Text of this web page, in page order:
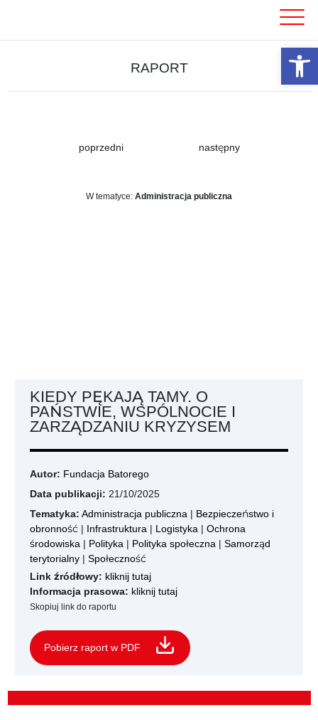
RAPORT
poprzedni następny
W tematyce: Administracja publiczna
KIEDY PĘKAJĄ TAMY. O
PAŃSTWIE, WSPÓLNOCIE I
ZARZĄDZANIU KRYZYSEM
Autor: Fundacja Batorego
Data publikacji: 21/10/2025
Tematyka: Administracja publiczna | Bezpieczeństwo i
obronność | Infrastruktura | Logistyka | Ochrona
środowiska | Polityka | Polityka społeczna | Samorząd
terytorialny | Społeczność
Link źródłowy: kliknij tutaj
Informacja prasowa: kliknij tutaj
Skopiuj link do raportu
Pobierz raport w PDF